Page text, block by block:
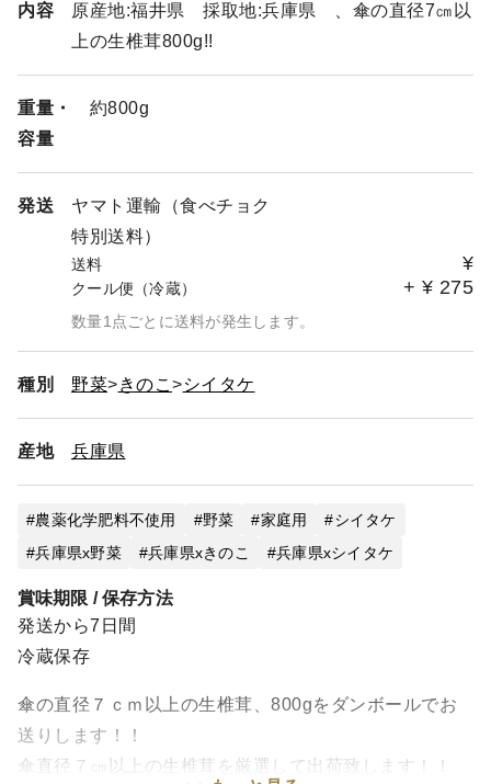
内容
原産地:福井県 採取地:兵庫県 、傘の直径7㎝以
上の生椎茸800g!!
重量・
容量
約800g
発送
ヤマト運輸（食べチョク
特別送料）
送料 ¥
クール便（冷蔵） + ¥ 275
数量1点ごとに送料が発生します。
種別 野菜 きのこ シイタケ
産地 兵庫県
農薬化学肥料不使用 野菜 家庭用
シイタケ
兵庫県x野菜
兵庫県xきのこ 兵庫県xシイタケ
賞味期限 / 保存方法
発送から7日間
冷蔵保存
傘の直径７ｃｍ以上の生椎茸、800gをダンボールでお
送りします！！
傘直径７㎝以上の生椎茸を厳選して出荷致します！！